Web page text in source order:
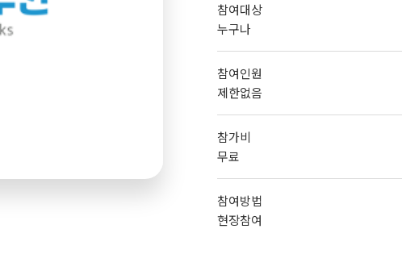
참여대상
누구나
참여인원
제한없음
참가비
무료
참여방법
현장참여